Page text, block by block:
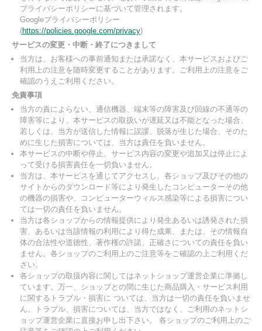
プライバシーポリシーに基づいて管理されます。
Googleプライバシーポリシー
(https://policies.google.com/privacy)
サービスの変更・中断・終了につきまして
当方は、お客様への事前通知または承諾なく、本サービスおよびご
利用上の注意を随時変更することがあります。ご利用上の注意をご
確認のうえご利用ください。
免責事項
当方の責によらない、通信機器、端末等の障害及び回線の不通等の
障害等により、本サービスの取扱いが遅延又は不能となった場合、
若しくは、当方が送信した情報に誤謬、脱落が生じた場合、そのた
めに生じた損害については、当方は責任を負いません。
本サービスの中断や停止、サービス内容の変更や追加又は停止によ
って受ける損害責任を一切負いません。
当方は、本サービスを通じてアクセスし、各ショップ及びその他の
サイトからのダウンロード等により発生したコンピューターその他
の機器の損害や、コンピューターウィルス感染等による損害につい
ては一切の責任を負いません。
当方は各ショップからの情報提供により発生あるいは誘発された損
害、あるいは当該情報の利用により得た成果、または、その情報自
体の合法性や道徳性、著作権の許諾、正確さについての責任を負い
ません。各ショップのご利用上のご注意等をご確認の上ご利用くだ
さい。
各ショップの取扱内容に関してはネットショップ運営企業に準拠し
ています。万一、ショップとの間に生じた商品購入・サービス利用
に関するトラブル・損害に ついては、当方は一切の責任を負いませ
ん。トラブル、損害については、当方ではなく、ご利用のネットシ
ョップ運営企業に直接お申し出下さい。 各ショップのご利用上のご